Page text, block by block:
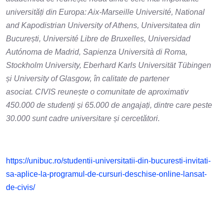
universități din Europa: Aix-Marseille Université, National
and Kapodistrian University of Athens, Universitatea din
București, Université Libre de Bruxelles, Universidad
Autónoma de Madrid, Sapienza Università di Roma,
Stockholm University, Eberhard Karls Universität Tübingen
și University of Glasgow, în calitate de partener
asociat. CIVIS reunește o comunitate de aproximativ
450.000 de studenți și 65.000 de angajați, dintre care peste
30.000 sunt cadre universitare și cercetători.
https://unibuc.ro/studentii-universitatii-din-bucuresti-invitati-
sa-aplice-la-programul-de-cursuri-deschise-online-lansat-
de-civis/